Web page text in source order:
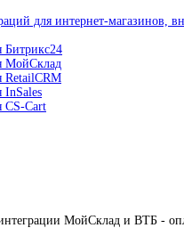
Битрикс24
МойСклад
RetailCRM
InSales
CS-Cart
МойСклад и ВТБ -